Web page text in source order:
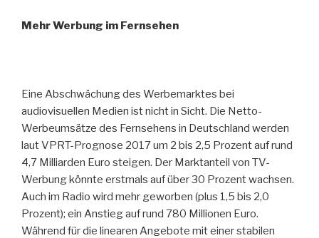
Mehr Werbung im Fernsehen
Eine Abschwächung des Werbemarktes bei
audiovisuellen Medien ist nicht in Sicht. Die Netto-
Werbeumsätze des Fernsehens in Deutschland werden
laut VPRT-Prognose 2017 um 2 bis 2,5 Prozent auf rund
4,7 Milliarden Euro steigen. Der Marktanteil von TV-
Werbung könnte erstmals auf über 30 Prozent wachsen.
Auch im Radio wird mehr geworben (plus 1,5 bis 2,0
Prozent); ein Anstieg auf rund 780 Millionen Euro.
Während für die linearen Angebote mit einer stabilen